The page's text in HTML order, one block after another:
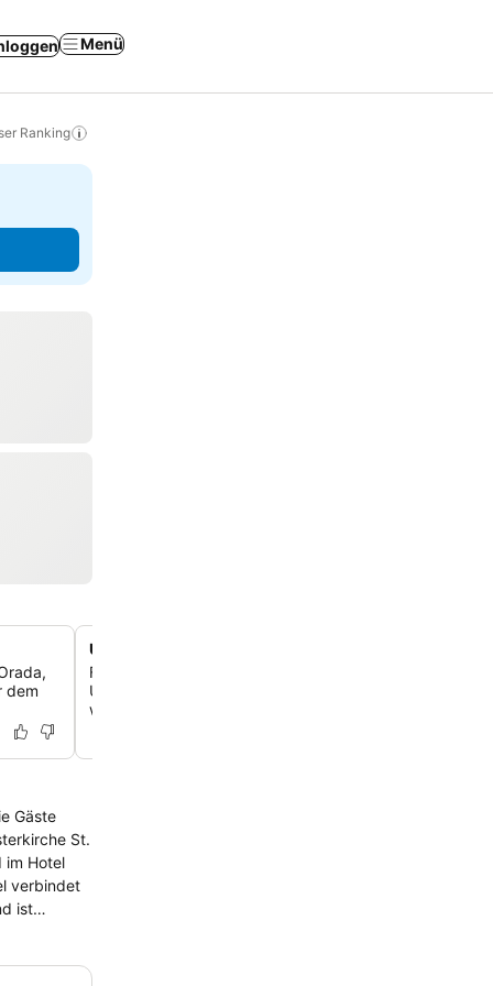
Menü
Ranking
dem
Unterhaltung für Kinder
Freue dich auf lustige Aktivitäten mit Spielgeräten und
Unterhaltungsprogramm, das speziell für jüngere
wurde.
Gäste
St.
im Hotel
ist